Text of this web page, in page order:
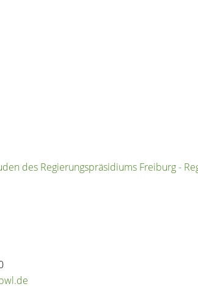
des Regierungspräsidiums Freiburg -